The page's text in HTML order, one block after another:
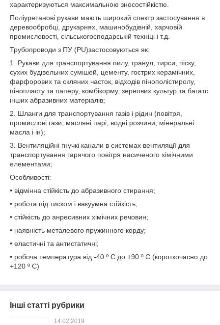
характеризуються максимальною зносостійкістю.
Поліуретанові рукави мають широкий спектр застосування в
деревообробці, друкарнях, машинобудівній, харчовій
промисловості, сільськогосподарській техніці і т.д.
Трубопроводи з ПУ (PU)застосовуються як:
1. Рукави для транспортування пилу, гранул, тирси, піску,
сухих будівельних сумішей, цементу, гострих керамічних,
фарфорових та скляних часток, відходів пінополістиролу,
пінопласту та паперу, комбікорму, зернових культур та багато
інших абразивних матеріалів;
2. Шланги для транспортування газів і рідин (повітря,
промислові гази, масляні парі, водні розчини, мінеральні
масла і ін);
3. Вентиляційні гнучкі канали в системах вентиляції для
транспортування гарячого повітря насиченого хімічними
елементами;
Особливості:
• відмінна стійкість до абразивного стирання;
• робота під тиском і вакуумна стійкість;
• стійкість до анресивних хімічних речовин;
• наявність металевого пружинного корду;
• еластичні та антистатичні;
• робоча температура від -40 º С до +90 º С (короткочасно до
+120 º С)
Інші статті рубрики
14.02.2019